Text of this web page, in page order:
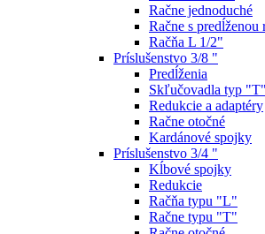
Račne jednoduché
Račne s
Račňa L 1/2"
Príslušenstvo 3/8 "
Predĺženia
Skľučovadla typ "T"
Redukcie a adaptéry
Račne otočné
Kardánové spojky
Príslušenstvo 3/4 "
Kĺbové spojky
Redukcie
Račňa typu "L"
Račne typu "T"